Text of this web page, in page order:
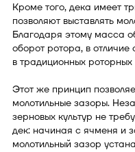
Кроме того, дека имеет
позволяют выставлять
Благодаря этому масса
оборот ротора, в отличие
в традиционных роторных
Этот же принцип
молотильные зазоры.
зерновых культур не
дек: начиная с ячменя и
молотильный зазор